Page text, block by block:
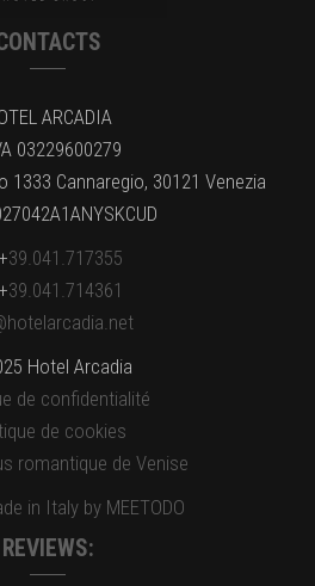
ARCADIA
03229600279
1333 Cannaregio, 30121 Venezia
39.041.717355
39.041.714361
Hotel Arcadia
de confidentialité
de cookies
romantique de Venise
in Italy by MEETODO
REVIEWS: